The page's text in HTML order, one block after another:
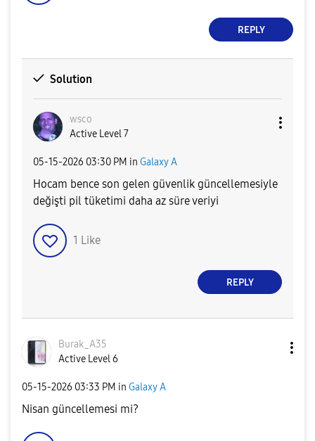
REPLY
Solution
wsco
Active Level 7
‎05-15-2026 03:30 PM in Galaxy A
Hocam bence son gelen güvenlik güncellemesiyle
değişti pil tüketimi daha az süre veriyi
1 Like
REPLY
Burak_A35
Active Level 6
‎05-15-2026 03:33 PM in Galaxy A
Nisan güncellemesi mi?